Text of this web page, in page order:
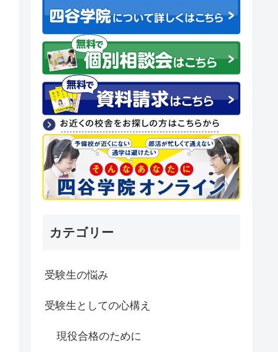
カテゴリー
受験生の悩み
受験生としての心構え
現役合格のために